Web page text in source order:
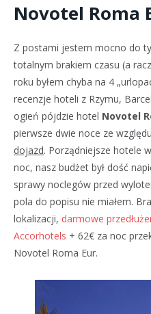
Novotel Roma
Z postami jestem mocno do
totalnym brakiem czasu (a
roku byłem chyba na 4
recenzje hoteli z Rzymu,
ogień pójdzie hotel Novotel
pierwsze dwie noce ze
dojazd. Porządniejsze hotele
noc, nasz budżet był dość
sprawy noclegów przed
pola do popisu nie miałem.
lokalizacji, darmowe
Accorhotels + 62€ za noc
Novotel Roma Eur.